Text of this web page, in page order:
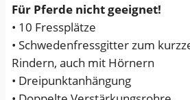
m
i
t
S
c
Für Pferde nicht geeignet!
• 10 Fressplätze
• Schwedenfressgitter zum
Rindern, auch mit Hörnern
• Dreipunktanhängung